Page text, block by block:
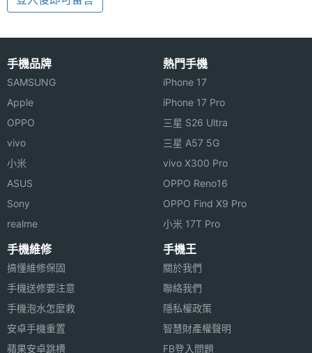
手機品牌
SAMSUNG
Apple
OPPO
vivo
小米
ASUS
Sony
realme
熱門手機
iPhone 17
iPhone 17 Pro
三星 S26 Ultra
三星 A57 5G
vivo X300 Pro
OPPO Reno16
OPPO Find X9 Pro
小米 17T Pro
手機維修
搞懂維修保固
手機送修要注意
手機泡水怎麼救
安卓手機重置
蘋果安卓跳槽
手機王
關於我們
聯絡我們
隱私權政策
智慧財產權聲明
FB登入問題